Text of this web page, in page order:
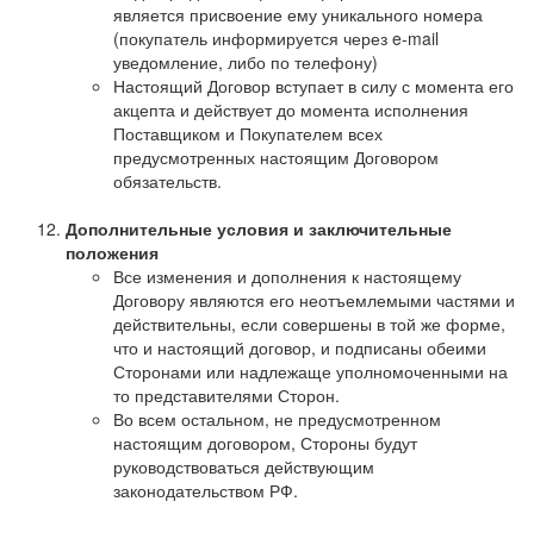
является присвоение ему уникального номера
(покупатель информируется через e-mail
уведомление, либо по телефону)
Настоящий Договор вступает в силу с момента его
акцепта и действует до момента исполнения
Поставщиком и Покупателем всех
предусмотренных настоящим Договором
обязательств.
Дополнительные условия и заключительные
положения
Все изменения и дополнения к настоящему
Договору являются его неотъемлемыми частями и
действительны, если совершены в той же форме,
что и настоящий договор, и подписаны обеими
Сторонами или надлежаще уполномоченными на
то представителями Сторон.
Во всем остальном, не предусмотренном
настоящим договором, Стороны будут
руководствоваться действующим
законодательством РФ.